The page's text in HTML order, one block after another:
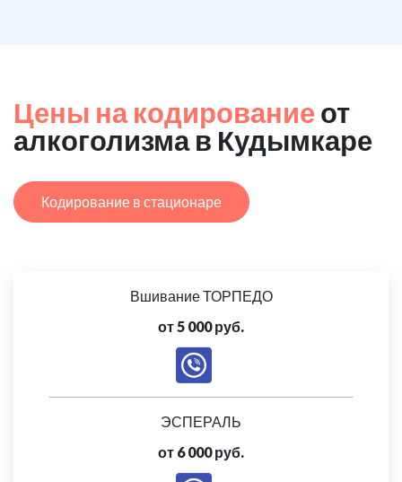
Цены на кодирование от
алкоголизма в Кудымкаре
Кодирование в стационаре
Вшивание ТОРПЕДО
от 5 000 руб.
ЭСПЕРАЛЬ
от 6 000 руб.